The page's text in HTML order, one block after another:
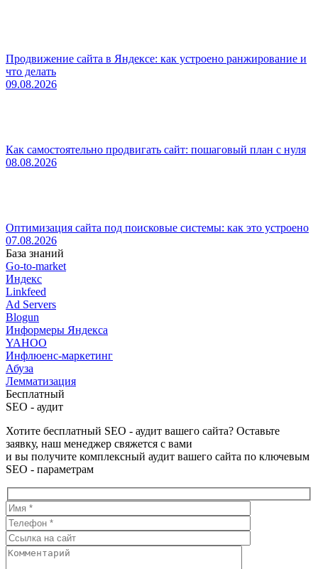
Продвижение сайта в Яндексе: как устроено ранжирование и
что делать
09.08.2026
Как самостоятельно продвигать сайт: пошаговый план с нуля
08.08.2026
Оптимизация сайта под поисковые системы: как это устроено
07.08.2026
База знаний
Go-to-market
Индекс
Linkfeed
Ad Servers
Blogun
Информеры Яндекса
YAHOO
Инфлюенс-маркетинг
Абуза
Лемматизация
Бесплатный
SEO - аудит
Хотите бесплатный SEO - аудит вашего сайта? Оставьте
заявку, наш менеджер свяжется с вами
и вы получите комплексный аудит вашего сайта по ключевым
SEO - параметрам